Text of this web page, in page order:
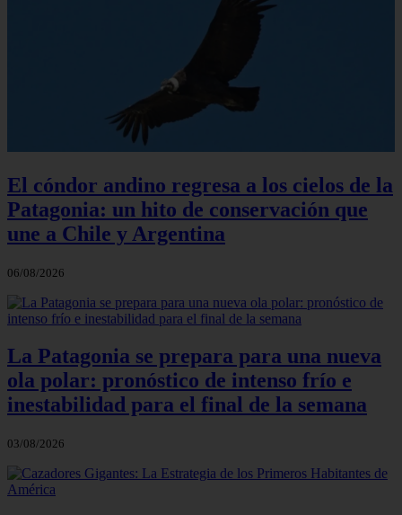
El cóndor andino regresa a los cielos de la
Patagonia: un hito de conservación que
une a Chile y Argentina
06/08/2026
La Patagonia se prepara para una nueva
ola polar: pronóstico de intenso frío e
inestabilidad para el final de la semana
03/08/2026